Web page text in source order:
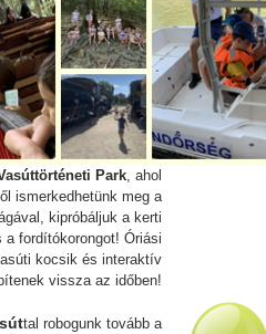
Park, ahol
ismerkedhetünk meg a
kipróbáljuk a kerti
a fordítókorongot! Óriási
kocsik és interaktív
vissza az időben!
tal robogunk tovább a